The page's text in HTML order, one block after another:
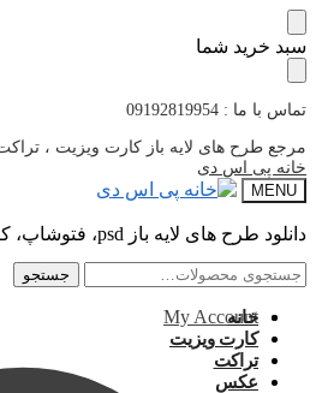
پرش
به
پرش
به
سبد خرید شما
تماس با ما : 09192819954
مرجع طرح های لایه باز کارت ویزیت ، تراکت
خانه پی اس دی
MENU
دانلود طرح های لایه باز psd، فتوشاپ، کارت ویزیت، تراکت، بنر
جستجو
جستجو
My Account
جستجو
جستجو
خانه
کارت ویزیت
تراکت
عکس